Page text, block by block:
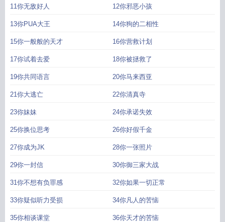
11你无敌好人 12你邪恶小孩
13你PUA大王 14你狗的二相性
15你一般般的天才 16你营救计划
17你试着去爱 18你被拯救了
19你共同语言 20你马来西亚
21你大逃亡 22你清真寺
23你妹妹 24你承诺失效
25你换位思考 26你好假千金
27你成为JK 28你一张照片
29你一封信 30你御三家大战
31你不想有负罪感 32你如果一切正常
33你疑似听力受损 34你凡人的苦恼
35你相谈课堂 36你天才的苦恼